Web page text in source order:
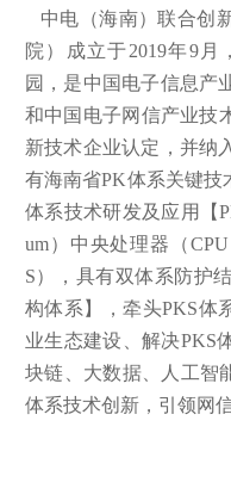
中电（海南）联合创
院）成立于2019年9
园，是中国电子信息产
和中国电子网信产业技
新技术企业认定，并纳
有海南省PK体系关键技
体系技术研发及应用【
um）中央处理器（
S），具有双体系防护
构体系】，牵头PKS体
业生态建设、解决PKS
块链、大数据、人工智
体系技术创新，引领网